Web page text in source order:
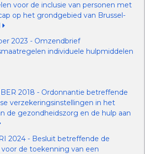
voor de inclusie van personen met
op het grondgebied van Brussel-
2023 - Omzendbrief
individuele hulpmiddelen
2018 - Ordonnantie betreffende
verzekeringsinstellingen in het
de gezondheidszorg en de hulp aan
2024 - Besluit betreffende de
de toekenning van een